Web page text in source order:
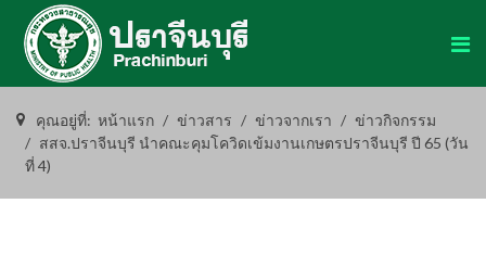
คุณอยู่ที่: หน้าแรก ข่าวสาร ข่าวจากเรา
ข่าวกิจกรรม
สสจ.ปราจีนบุรี นำคณะคุมโควิดเข้มงานเกษตรปราจีนบุรี ปี 65 (วัน
ที่ 4)